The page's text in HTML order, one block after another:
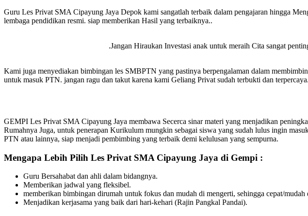
Guru Les Privat SMA Cipayung Jaya Depok kami sangatlah terbaik dalam pengajaran hingga
lembaga pendidikan resmi. siap memberikan Hasil yang terbaiknya..
.Jangan Hiraukan Investasi anak untuk meraih Cita sangat
Kami juga menyediakan bimbingan les SMBPTN yang pastinya berpengalaman dalam
untuk masuk PTN. jangan ragu dan takut karena kami Geliang Privat sudah terbukti dan terpercaya.
GEMPI Les Privat SMA Cipayung Jaya membawa Secerca sinar materi yang menjadikan
Rumahnya Juga, untuk penerapan Kurikulum mungkin sebagai siswa yang sudah lulus ingin
PTN atau lainnya, siap menjadi pembimbing yang terbaik demi kelulusan yang sempurna.
Mengapa Lebih Pilih Les Privat SMA Cipayung Jaya di Gempi :
Guru Bersahabat dan ahli dalam bidangnya.
Memberikan jadwal yang fleksibel.
memberikan bimbingan dirumah untuk fokus dan mudah di mengerti, sehingga cepat/mudah
Menjadikan kerjasama yang baik dari hari-kehari (Rajin Pangkal Pandai).